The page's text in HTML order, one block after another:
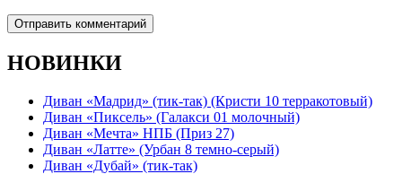
НОВИНКИ
Диван «Мадрид» (тик-так) (Кристи 10 терракотовый)
Диван «Пиксель» (Галакси 01 молочный)
Диван «Мечта» НПБ (Приз 27)
Диван «Латте» (Урбан 8 темно-серый)
Диван «Дубай» (тик-так)